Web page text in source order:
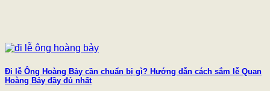
Đi lễ Ông Hoàng Bảy cần chuẩn bị gì? Hướng dẫn cách sắm lễ Quan
Hoàng Bảy đầy đủ nhất